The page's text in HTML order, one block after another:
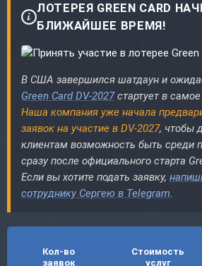
ЛОТЕРЕЯ GREEN CARD
БЛИЖАЙШЕЕ ВРЕМЯ!
В США завершился шатдаун и
Green Card DV-2027стартует в
Наша компания уже начала
заявок на участие в DV-2027, чтобы
клиентам возможность быть среди
сразу после официального старта
Если вы хотите подать заявку,
сотруднику Сергею в Telegram
Кол-во
заявок
Стоимость
услуг